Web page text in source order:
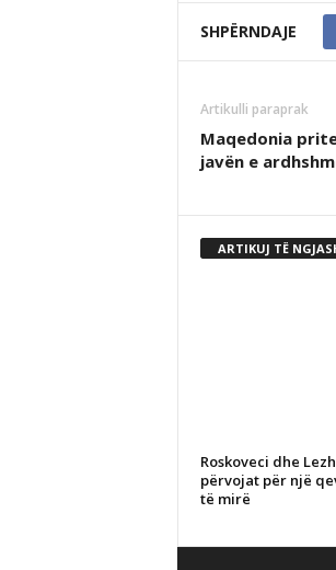
SHPËRNDAJE
Artikulli paraprak
Maqedonia
javën e
ARTIKUJ TË
Roskoveci dhe
përvojat për një
të mirë